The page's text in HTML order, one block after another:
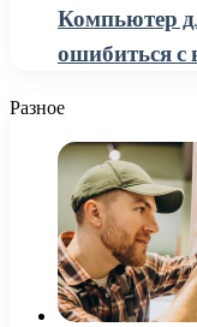
Компьютер
ошибиться
Разное